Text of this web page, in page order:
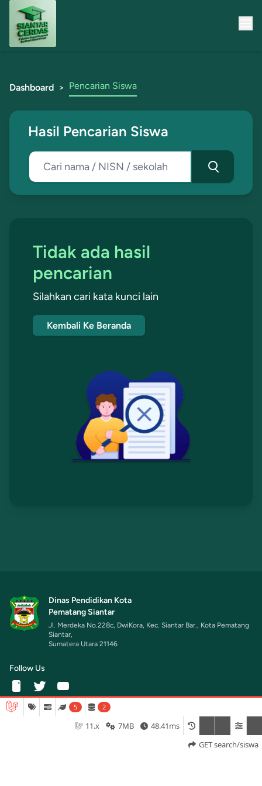
Dashboard > Pencarian Siswa
Hasil Pencarian Siswa
Tidak ada hasil
pencarian
Silahkan cari kata kunci lain
Kembali Ke Beranda
Dinas Pendidikan Kota
Pematang Siantar
Jl. Merdeka No.228c, DwiKora, Kec. Siantar Bar., Kota Pematang
Siantar,
Sumatera Utara 21146
Follow Us
5 2
48.41ms
7MB
11.x
GET search/siswa